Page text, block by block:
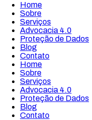
Home
Sobre
Serviços
Advocacia 4.0
Proteção de Dados
Blog
Contato
Home
Sobre
Serviços
Advocacia 4.0
Proteção de Dados
Blog
Contato